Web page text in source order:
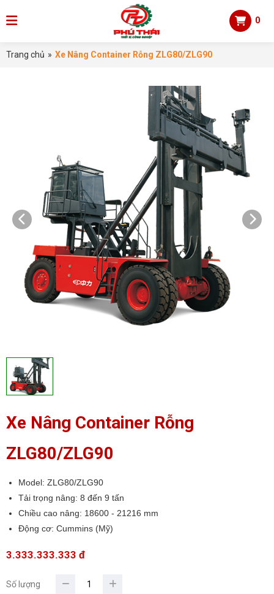
0
Trang chủ » Xe Nâng Container Rỗng ZLG80/ZLG90
Xe Nâng Container Rỗng
ZLG80/ZLG90
Model: ZLG80/ZLG90
Tải trọng nâng: 8 đến 9 tấn
Chiều cao nâng: 18600 - 21216 mm
Động cơ: Cummins (Mỹ)
3.333.333.333 đ
Số lượng